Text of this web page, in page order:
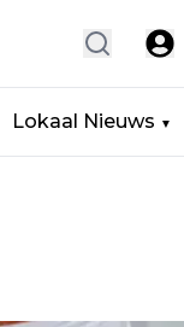
Lokaal Nieuws ▼